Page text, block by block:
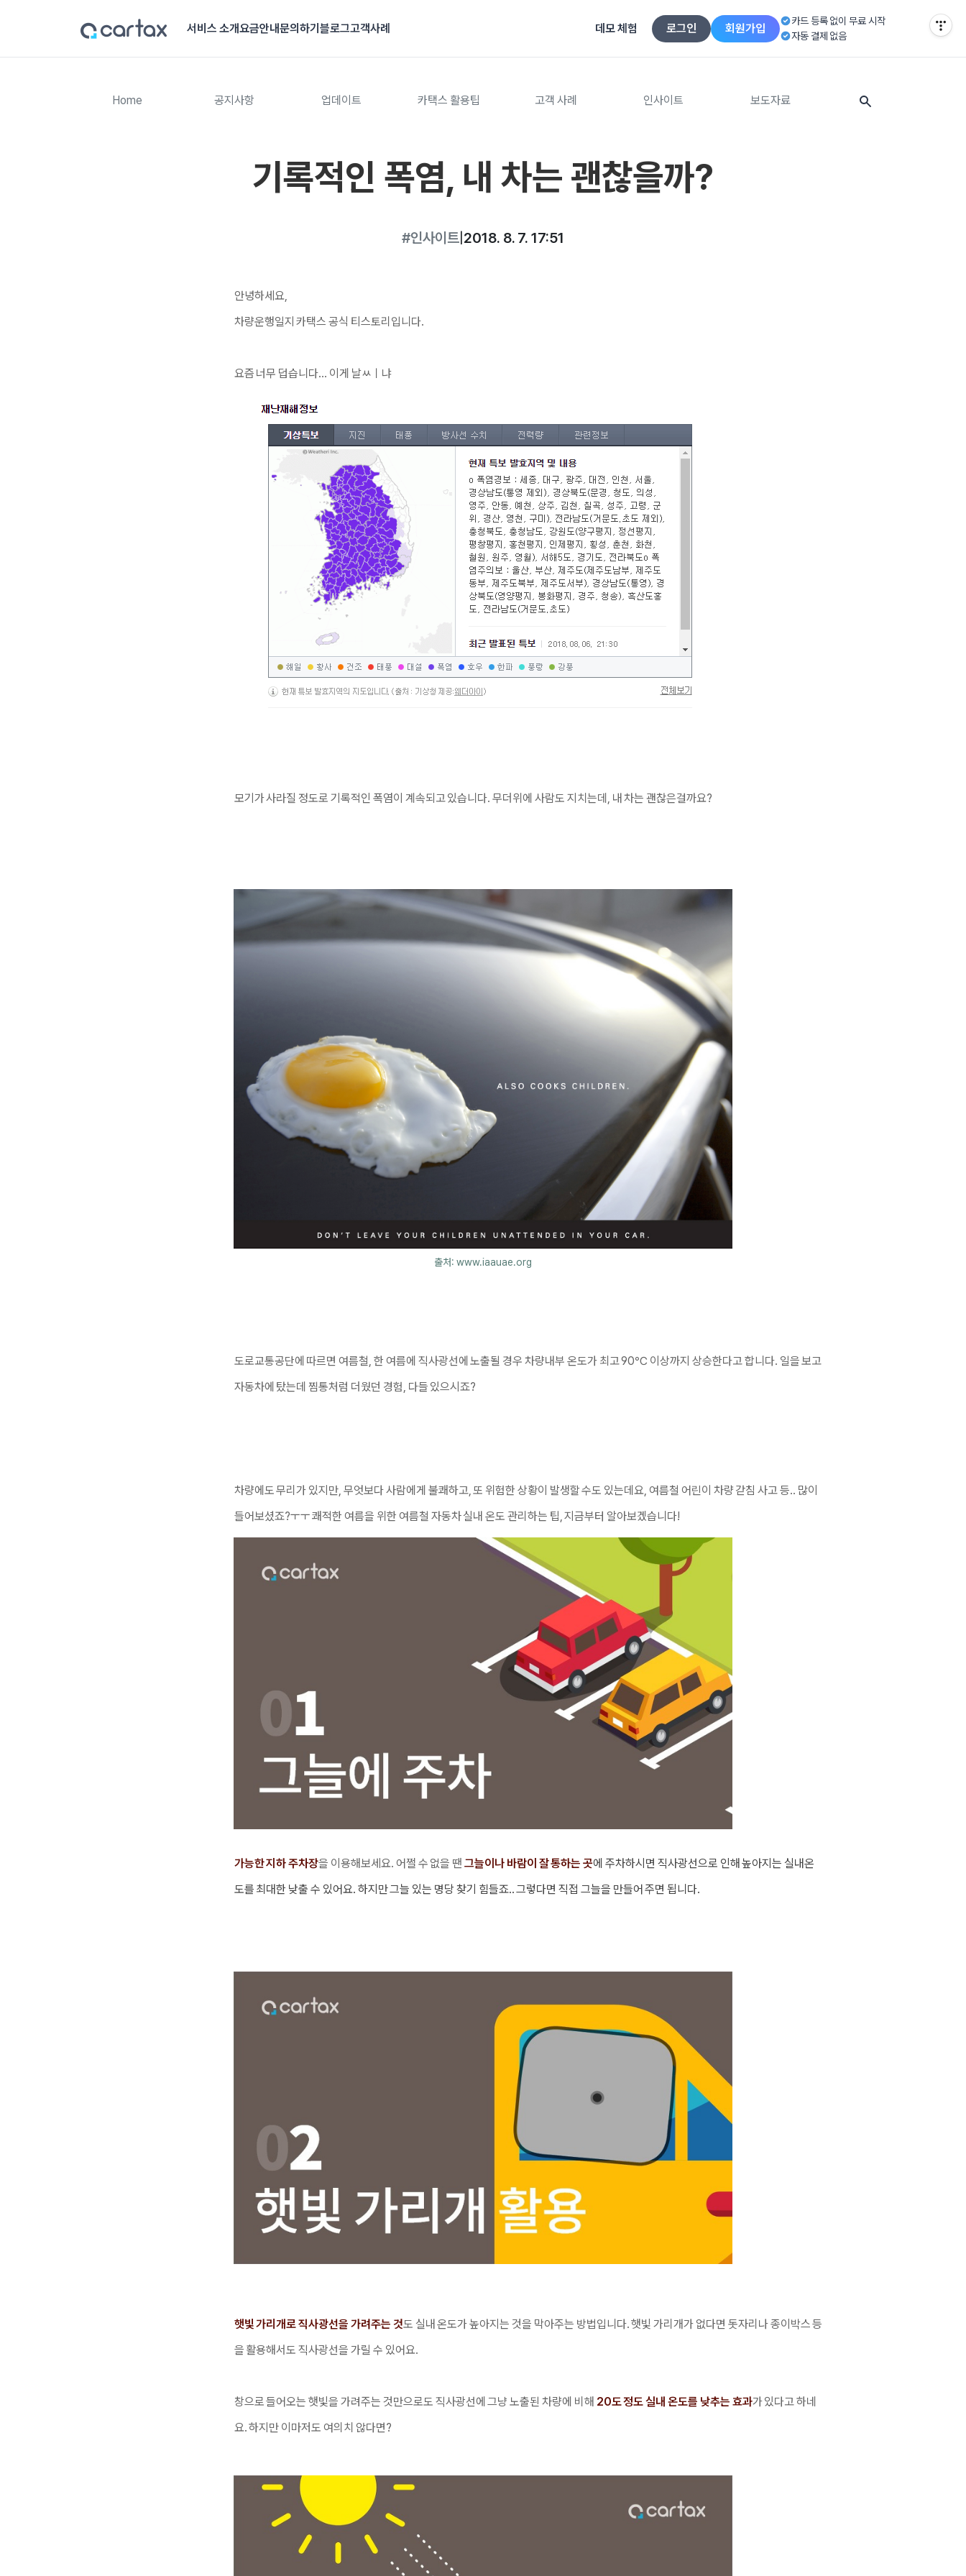
서비스 소개요금안내문의하기 블로그고객사례 데모 체험 로그인 회원가입
카드 등록 없이 무료 시작
자동 결제 없음
Home 공지사항 업데이트 카택스 활용팁 고객 사례 인사이트 보도자료
기록적인 폭염, 내 차는 괜찮을까?
#인사이트| 2018. 8. 7. 17:51
안녕하세요,
차량운행일지 카택스 공식 티스토리입니다.
요즘 너무 덥습니다... 이게 날ㅆㅣ냐
모기가 사라질 정도로 기록적인 폭염이 계속되고 있습니다. 무더위에 사람도 지치는데, 내 차는 괜찮은걸까요?
출처: www.iaauae.org
도로교통공단에 따르면 여름철, 한 여름에 직사광선에 노출될 경우 차량내부 온도가 최고 90℃ 이상까지 상승한다고 합니다. 일을 보고
자동차에 탔는데 찜통처럼 더웠던 경험, 다들 있으시죠?
차량에도 무리가 있지만, 무엇보다 사람에게 불쾌하고, 또 위험한 상황이 발생할 수도 있는데요, 여름철 어린이 차량 갇침 사고 등.. 많이
들어보셨죠?ㅜㅜ 쾌적한 여름을 위한 여름철 자동차 실내 온도 관리하는 팁, 지금부터 알아보겠습니다!
가능한지하 주차장을 이용해보세요. 어쩔 수 없을 땐 그늘이나 바람이 잘 통하는곳에 주차하시면 직사광선으로 인해 높아지는 실내온
도를 최대한 낮출 수 있어요. 하지만 그늘 있는 명당 찾기 힘들죠.. 그렇다면 직접 그늘을 만들어 주면 됩니다.
햇빛 가리개로 직사광선을 가려주는 것도 실내 온도가 높아지는 것을 막아주는 방법입니다. 햇빛 가리개가 없다면 돗자리나 종이박스 등
을 활용해서도 직사광선을 가릴 수 있어요.
창으로 들어오는 햇빛을 가려주는 것만으로도 직사광선에 그냥 노출된 차량에 비해 20도정도 실내 온도를 낮추는 효과가 있다고 하네
요. 하지만 이마저도 여의치 않다면?
티스토리툴바